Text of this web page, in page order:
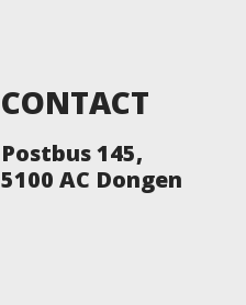
CONTACT
Postbus 145,
5100 AC Dongen